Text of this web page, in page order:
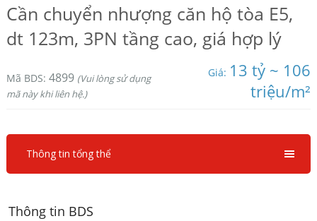
Cần chuyển nhượng căn hộ tòa E5,
dt 123m, 3PN tầng cao, giá hợp lý
Mã BDS: 4899 (Vui lòng sử dụng
mã này khi liên hệ.)
Giá: 13 tỷ ~ 106
triệu/m²
Thông tin tổng thể
Thông tin BDS